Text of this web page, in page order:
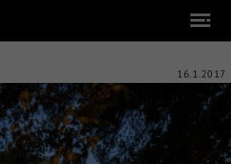
16.1.2017